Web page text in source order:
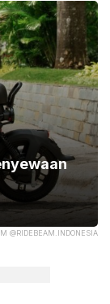
@RIDEBEAM.INDONESIA